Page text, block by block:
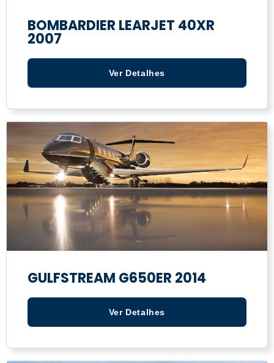
BOMBARDIER LEARJET 40XR
2007
Ver Detalhes
GULFSTREAM G650ER 2014
Ver Detalhes